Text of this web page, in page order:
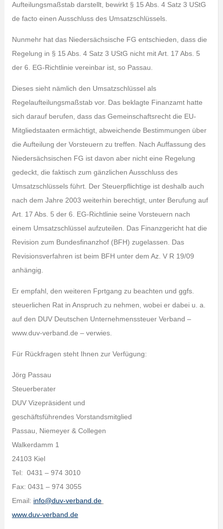
Aufteilungsmaßstab darstellt, bewirkt § 15 Abs. 4 Satz 3 UStG
de facto einen Ausschluss des Umsatzschlüssels.
Nunmehr hat das Niedersächsische FG entschieden, dass die
Regelung in § 15 Abs. 4 Satz 3 UStG nicht mit Art. 17 Abs. 5
der 6. EG-Richtlinie vereinbar ist, so Passau.
Dieses sieht nämlich den Umsatzschlüssel als
Regelaufteilungsmaßstab vor. Das beklagte Finanzamt hatte
sich darauf berufen, dass das Gemeinschaftsrecht die EU-
Mitgliedstaaten ermächtigt, abweichende Bestimmungen über
die Aufteilung der Vorsteuern zu treffen. Nach Auffassung des
Niedersächsischen FG ist davon aber nicht eine Regelung
gedeckt, die faktisch zum gänzlichen Ausschluss des
Umsatzschlüssels führt. Der Steuerpflichtige ist deshalb auch
nach dem Jahre 2003 weiterhin berechtigt, unter Berufung auf
Art. 17 Abs. 5 der 6. EG-Richtlinie seine Vorsteuern nach
einem Umsatzschlüssel aufzuteilen. Das Finanzgericht hat die
Revision zum Bundesfinanzhof (BFH) zugelassen. Das
Revisionsverfahren ist beim BFH unter dem Az. V R 19/09
anhängig.
Er empfahl, den weiteren Fprtgang zu beachten und ggfs.
steuerlichen Rat in Anspruch zu nehmen, wobei er dabei u. a.
auf den DUV Deutschen Unternehmenssteuer Verband –
www.duv-verband.de – verwies.
Für Rückfragen steht Ihnen zur Verfügung:
Jörg Passau
Steuerberater
DUV Vizepräsident und
geschäftsführendes Vorstandsmitglied
Passau, Niemeyer & Collegen
Walkerdamm 1
24103 Kiel
Tel: 0431 – 974 3010
Fax: 0431 – 974 3055
Email: info@duv-verband.de
www.duv-verband.de